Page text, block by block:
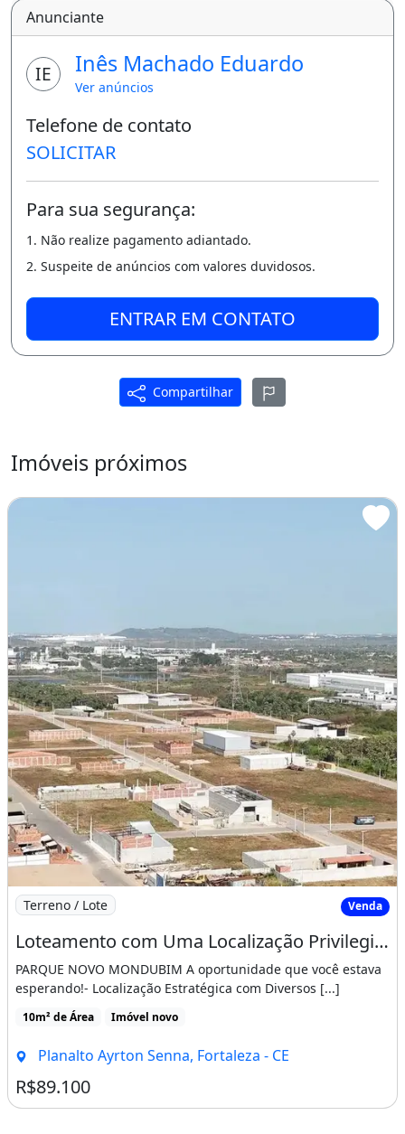
Intertravados Rede de água e esgoto Rede
elétrica 100% no Led Entrada facilitada em
até 10x no cartão de crédito Venha conhecer
o nosso empreendimento e escolher seu
lote!!!
Para mais informações entre em contato: (8
Jamais desista daquilo que você realmente
quer fazer.
Imóvel novo
Anunciante
IE Inês Machado Eduardo
Ver anúncios
Telefone de contato
SOLICITAR
Para sua segurança:
1. Não realize pagamento adiantado.
2. Suspeite de anúncios com valores duvidosos.
ENTRAR EM CONTATO
Compartilhar
Imóveis próximos
Imagem: Loteamento com Uma Localização Privilegiada
Terreno / Lote Venda
Loteamento com Uma Localização Privilegiada Às Margens do Anel Viário
PARQUE NOVO MONDUBIM A oportunidade que você estava
esperando!- Localização Estratégica com Diversos [...]
10m² de Área Imóvel novo
Planalto Ayrton Senna, Fortaleza - CE
R$89.100